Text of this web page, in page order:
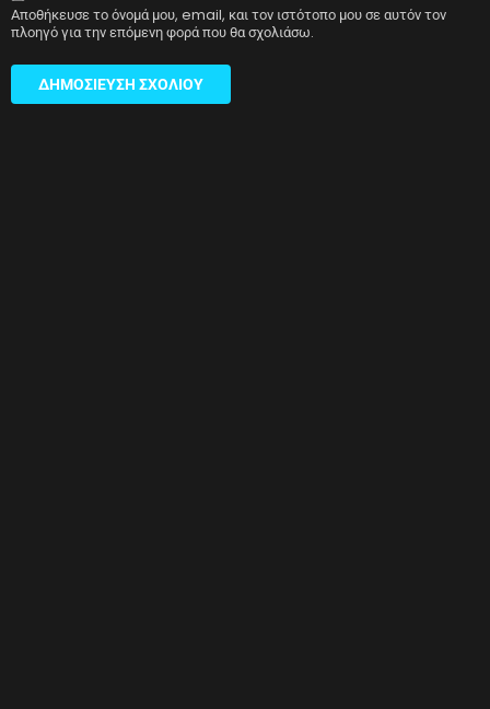
Αποθήκευσε το όνομά μου, email, και τον ιστότοπο μου σε αυτόν τον
πλοηγό για την επόμενη φορά που θα σχολιάσω.